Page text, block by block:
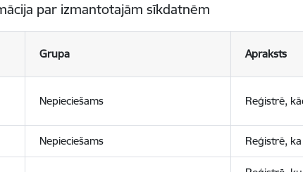
par izmantotajām sīkdatnēm
Grupa Apraksts
Nepieciešams Reģistrē,
Nepieciešams Reģistrē,